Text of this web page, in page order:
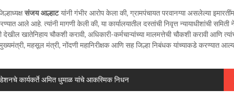
संजय आल्हाटयांनी गंभीर आरोप केला की, ग्रामपंचायत परवानग्या असलेल्या
आले आहे. त्यांनी मागणी केली की, या कार्यालयातील दस्तांची निवृत्त न्यायाधीशांची समिती
खातेनिहाय चौकशी करावी, अधिकारी-कर्मचाऱ्यांच्या मालमत्तेची चौकशी करावी आणि
महसूल मंत्री, नोंदणी महानिरीक्षक आणि सह जिल्हा निबंधक यांच्याकडे करण्यात
कार्यकर्ते अमित धुमाळ यांचे आकस्मिक निधन